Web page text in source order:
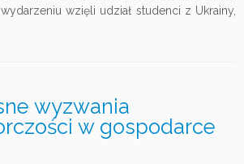
wzięli udział studenci z Ukrainy,
wyzwania
w gospodarce